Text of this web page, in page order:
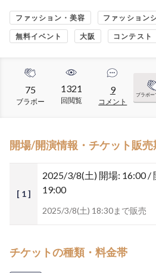
ファッション・美容 ファッション
無料イベント 大阪 コンテスト
75
ブラボー
1321
回閲覧
9
コメント
ブラボー
開場/開演情報・チケット販売
[ 1 ]
2025/3/8(土) 開場: 16:00 /
19:00
2025/3/8(土) 18:30まで販売
チケットの種類・料金帯